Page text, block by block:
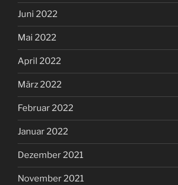
Juni 2022
Mai 2022
April 2022
März 2022
Februar 2022
Januar 2022
Dezember 2021
November 2021